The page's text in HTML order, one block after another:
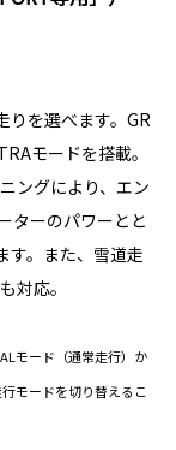
りを選べます。GR
モードを搭載。
ングにより、エン
ターのパワーとと
す。また、雪道走
対応。
モード（通常走行）か
モードを切り替えるこ